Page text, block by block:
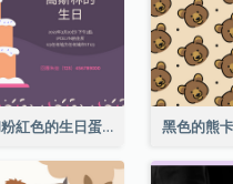
紫色和粉紅色的生日蛋糕插圖聚會請柬